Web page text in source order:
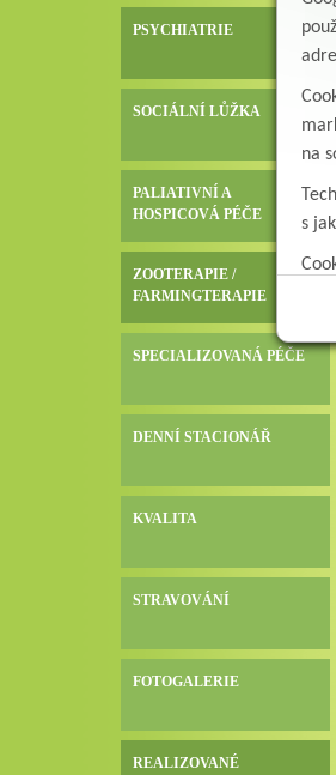
PSYCHIATRIE
SOCIÁLNÍ LŮŽKA
PALIATIVNÍ A
HOSPICOVÁ PÉČE
ZOOTERAPIE /
FARMINGTERAPIE
SPECIALIZOVANÁ PÉČE
DENNÍ STACIONÁŘ
KVALITA
STRAVOVÁNÍ
FOTOGALERIE
REALIZOVANÉ
na
s